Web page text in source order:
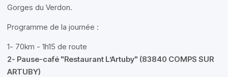
Gorges du Verdon.
Programme de la journée :
1- 70km - 1h15 de route
2- Pause-café "Restaurant L’Artuby" (83840 COMPS SUR
ARTUBY)